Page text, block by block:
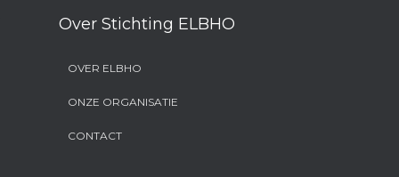
Over Stichting ELBHO
OVER ELBHO
ONZE ORGANISATIE
CONTACT